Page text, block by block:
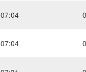
07:04
07:04